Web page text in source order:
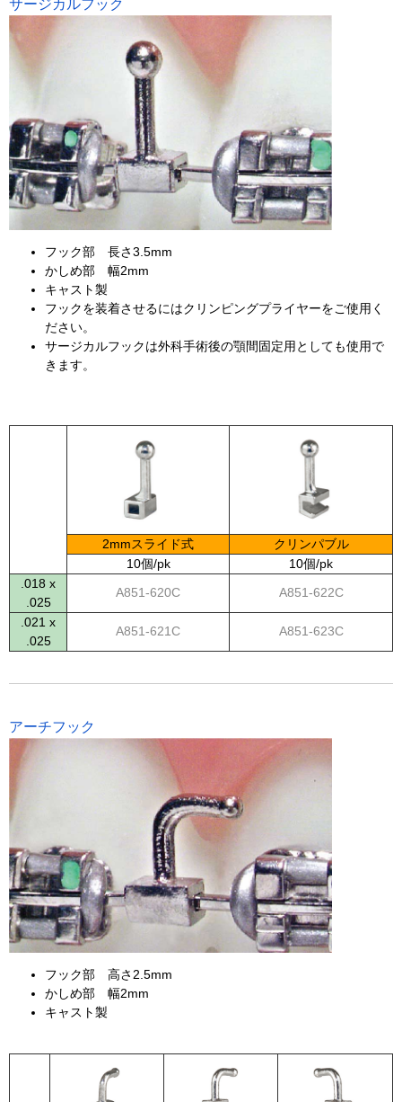
サージカルフック
フック部 長さ3.5mm
かしめ部 幅2mm
キャスト製
フックを装着させるにはクリンピングプライヤーをご使用く
ださい。
サージカルフックは外科手術後の顎間固定用としても使用で
きます。
2mmスライド式
クリンパブル
10個/pk
10個/pk
.018 x
.025
A851-620C A851-622C
.021 x
.025
A851-621C A851-623C
アーチフック
フック部 高さ2.5mm
かしめ部 幅2mm
キャスト製